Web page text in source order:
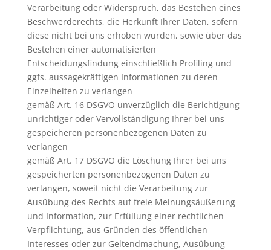
Verarbeitung oder Widerspruch, das Bestehen eines
Beschwerderechts, die Herkunft Ihrer Daten, sofern
diese nicht bei uns erhoben wurden, sowie über das
Bestehen einer automatisierten
Entscheidungsfindung einschließlich Profiling und
ggfs. aussagekräftigen Informationen zu deren
Einzelheiten zu verlangen
gemäß Art. 16 DSGVO unverzüglich die Berichtigung
unrichtiger oder Vervollständigung Ihrer bei uns
gespeicheren personenbezogenen Daten zu
verlangen
gemäß Art. 17 DSGVO die Löschung Ihrer bei uns
gespeicherten personenbezogenen Daten zu
verlangen, soweit nicht die Verarbeitung zur
Ausübung des Rechts auf freie Meinungsäußerung
und Information, zur Erfüllung einer rechtlichen
Verpflichtung, aus Gründen des öffentlichen
Interesses oder zur Geltendmachung, Ausübung